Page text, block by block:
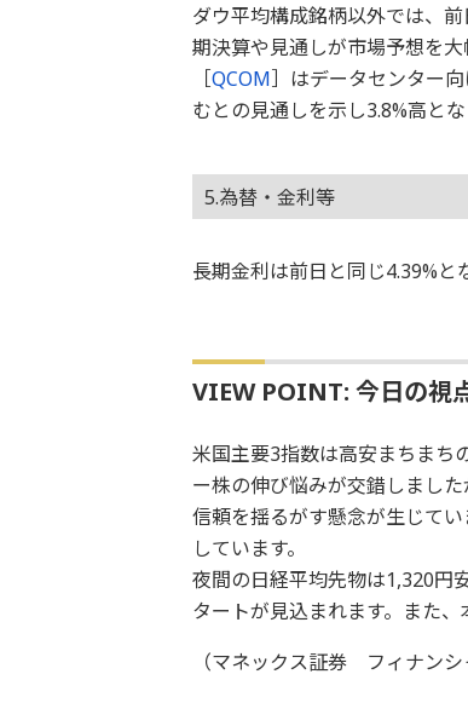
ダウ平均構成銘柄以外では、
期決算や見通しが市場予想を
［QCOM］はデータセンター
むとの見通しを示し3.8%高とな
5.為替・金利等
長期金利は前日と同じ4.39%と
VIEW POINT: 今日の視
米国主要3指数は高安まちまち
ー株の伸び悩みが交錯しまし
信頼を揺るがす懸念が生じて
しています。
夜間の日経平均先物は1,320円
タートが見込まれます。また
（マネックス証券 フィナン